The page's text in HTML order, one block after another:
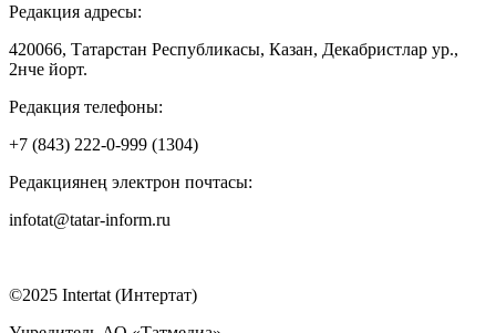
Редакция адресы:
420066, Татарстан Республикасы, Казан, Декабристлар ур.,
2нче йорт.
Редакция телефоны:
+7 (843) 222-0-999 (1304)
Редакциянең электрон почтасы:
infotat@tatar-inform.ru
©2025 Intertat (Интертат)